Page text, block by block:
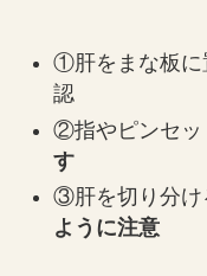
①肝をまな板に
認
②指やピンセッ
す
③肝を切り分け
ように注意